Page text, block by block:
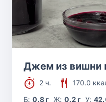
Джем из вишни
2 ч.
170.0
Б:0.8 г Ж: 0.2 г У: